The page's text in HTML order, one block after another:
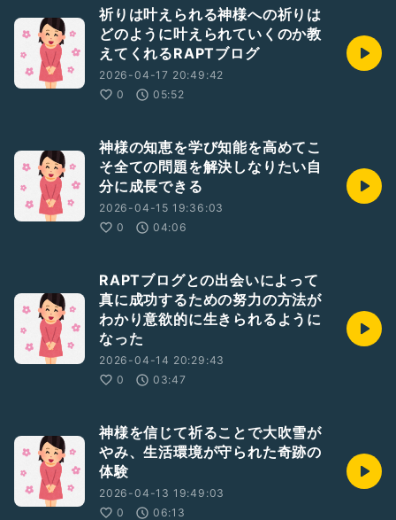
祈りは叶えられる神様への祈りは
どのように叶えられていくのか教
えてくれるRAPTブログ
2026-04-17 20:49:42
0
05:52
神様の知恵を学び知能を高めてこ
そ全ての問題を解決しなりたい自
分に成長できる
2026-04-15 19:36:03
0
04:06
RAPTブログとの出会いによって
真に成功するための努力の方法が
わかり意欲的に生きられるように
なった
2026-04-14 20:29:43
0
03:47
神様を信じて祈ることで大吹雪が
やみ、生活環境が守られた奇跡の
体験
2026-04-13 19:49:03
0
06:13